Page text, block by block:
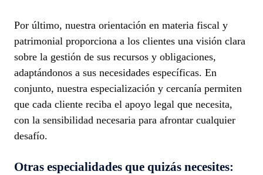
Por último, nuestra orientación en materia fiscal y
patrimonial proporciona a los clientes una visión clara
sobre la gestión de sus recursos y obligaciones,
adaptándonos a sus necesidades específicas. En
conjunto, nuestra especialización y cercanía permiten
que cada cliente reciba el apoyo legal que necesita,
con la sensibilidad necesaria para afrontar cualquier
desafío.
Otras especialidades que quizás necesites: